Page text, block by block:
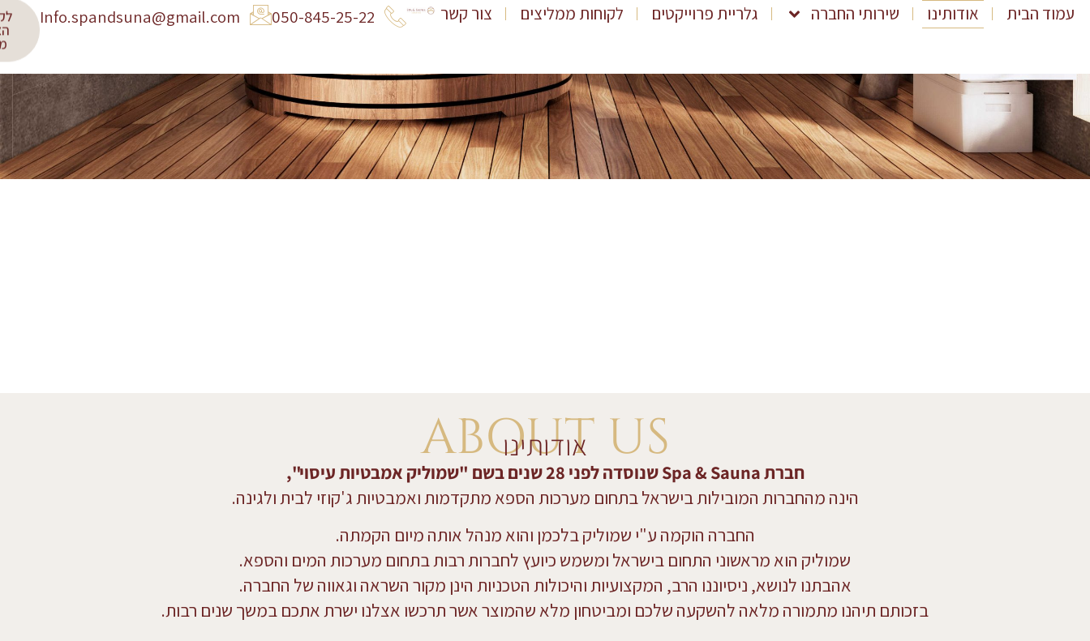
עמוד הבית אודותינו שירותי החברה גלריית פרוייקטים לקוחות ממליצים צור קשר 050-845-25-22
Info.spandsuna@gmail.com
ABOUT US
אודותינו
חברת Spa & Sauna שנוסדה לפני 28 שנים בשם "שמוליק אמבטיות עיסוי",
הינה מהחברות המובילות בישראל בתחום מערכות הספא מתקדמות ואמבטיות ג'קוזי לבית ולגינה.
החברה הוקמה ע"י שמוליק בלכמן והוא מנהל אותה מיום הקמתה.
שמוליק הוא מראשוני התחום בישראל ומשמש כיועץ לחברות רבות בתחום מערכות המים והספא.
אהבתנו לנושא, ניסיוננו הרב, המקצועיות והיכולות הטכניות הינן מקור השראה וגאווה של החברה.
בזכותם תיהנו מתמורה מלאה להשקעה שלכם ומביטחון מלא שהמוצר אשר תרכשו אצלנו ישרת אתכם במשך שנים רבות.